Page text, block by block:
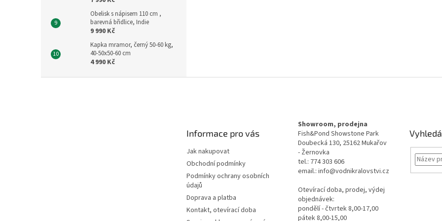
Obelisk s nápisem 110 cm ,
barevná břidlice, Indie
9 990 Kč
Kapka mramor, černý 50-60 kg,
40-50x50-60 cm
4 990 Kč
Informace pro vás
Jak nakupovat
Obchodní podmínky
Podmínky ochrany osobních
údajů
Doprava a platba
Kontakt, otevírací doba
Showroom, prodejna
Fish&Pond Showstone Park
Doubecká 130, 25162 Mukařov
- Žernovka
tel.: 774 303 606
email.: info@vodnikralovstvi.cz
Otevírací doba, prodej, výdej
objednávek:
pondělí - čtvrtek 8,00-17,00
pátek 8,00-15,00